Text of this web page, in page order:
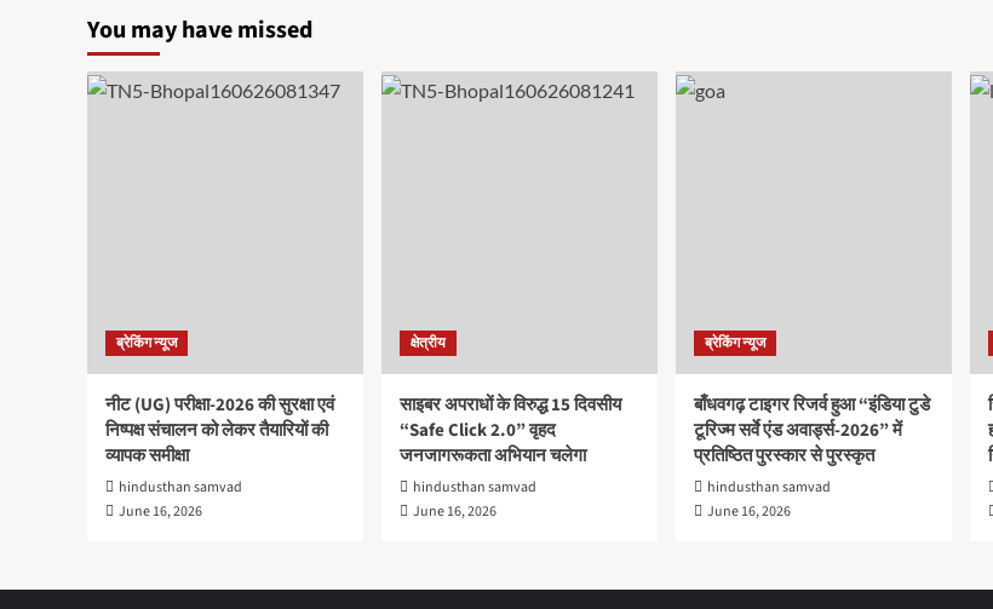
You may have missed
ब्रेकिंग न्यूज
नीट (UG) परीक्षा-2026 की सुरक्षा एवं
निष्पक्ष संचालन को लेकर तैयारियों की
व्यापक समीक्षा
hindusthan samvad
June 16, 2026
क्षेत्रीय
साइबर अपराधों के विरुद्ध 15 दिवसीय
“Safe Click 2.0” वृहद
जनजागरूकता अभियान चलेगा
hindusthan samvad
June 16, 2026
ब्रेकिंग न्यूज
बाँधवगढ़ टाइगर रिजर्व हुआ “इंडिया टुडे
टूरिज्म सर्वे एंड अवार्ड्स-2026” में
प्रतिष्ठित पुरस्कार से पुरस्कृत
hindusthan samvad
June 16, 2026